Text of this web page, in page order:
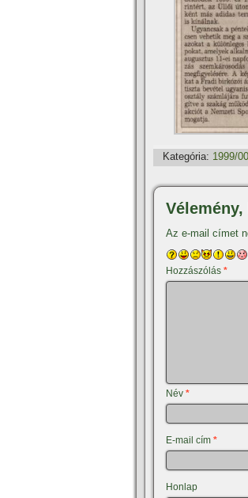
Kategória: 1999/00
Az e-mail címet
Hozzászólás *
Név *
E-mail cím *
Honlap